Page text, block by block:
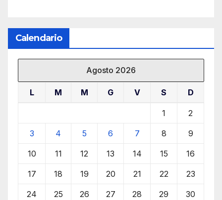
Calendario
Agosto 2026
L M M G V S D
1 2
3 4 5 6 7 8 9
10 11 12 13 14 15 16
17 18 19 20 21 22 23
24 25 26 27 28 29 30